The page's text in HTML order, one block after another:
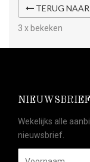
TERUG
3 x bekeken
NIEUWSBRIEF
Wekelijks alle
nieuwsbrief.